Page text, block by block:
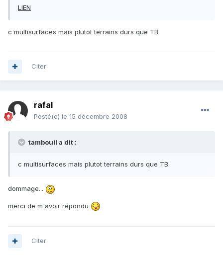
LIEN
c multisurfaces mais plutot terrains durs que TB.
Citer
rafal
Posté(e) le 15 décembre 2008
tambouil a dit :
c multisurfaces mais plutot terrains durs que TB.
dommage...
merci de m'avoir répondu
Citer